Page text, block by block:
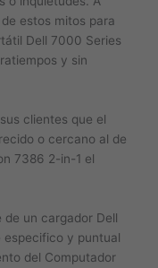
estos mitos para
Dell 7000 Series
y sin
clientes que el
o cercano al de
7386 2-in-1 el
un cargador Dell
especifico y puntual
del Computador